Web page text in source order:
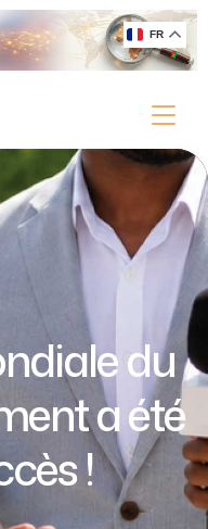
du
a été
!
FR